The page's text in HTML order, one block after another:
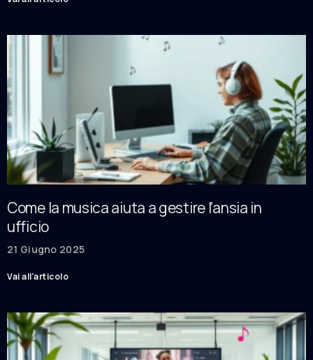
Come la musica aiuta a gestire l’ansia in
ufficio
21 Giugno 2025
Vai all'articolo